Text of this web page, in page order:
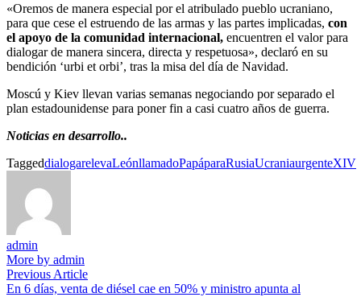
«Oremos de manera especial por el atribulado pueblo ucraniano,
para que cese el estruendo de las armas y las partes implicadas, con
el apoyo de la comunidad internacional, encuentren el valor para
dialogar de manera sincera, directa y respetuosa», declaró en su
bendición ‘urbi et orbi’, tras la misa del día de Navidad.
Moscú y Kiev llevan varias semanas negociando por separado el
plan estadounidense para poner fin a casi cuatro años de guerra.
Noticias en desarrollo..
TaggeddialogarelevaLeónllamadoPapáparaRusiaUcraniaurgenteXIV
admin
More by admin
Navegación
Previous ArticlePrevious
article:
En 6 días, venta de diésel cae en 50% y ministro apunta al